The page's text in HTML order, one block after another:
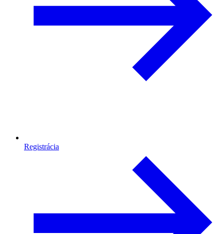
Registrácia